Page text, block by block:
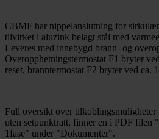
CBMF har nippelanslutning for
tilvirket i aluzink belagt stål med
Leveres med innebygd brann- og
Overopphetningstermostat F1 bryter
reset, branntermostat F2 bryter ved ca.
Full oversikt over tilkoblingsmuligheter
uten setpunktratt, finner en i PDF
1fase" under "Dokumenter".